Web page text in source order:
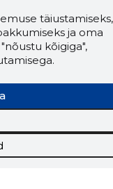
firma
ALLA
täiustamiseks,
ja oma
kõigiga",